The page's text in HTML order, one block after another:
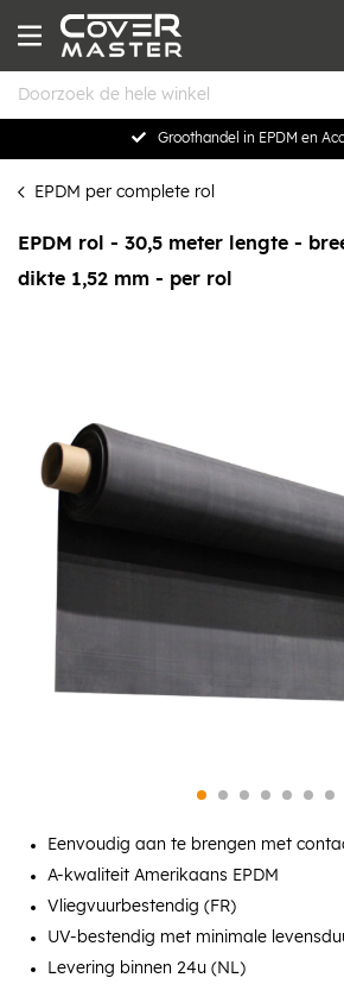
Groothandel in EPDM en
EPDM per complete rol
EPDM rol - 30,5 meter lengte -
dikte 1,52 mm - per rol
Eenvoudig aan te brengen met
A-kwaliteit Amerikaans EPDM
Vliegvuurbestendig (FR)
UV-bestendig met minimale
Levering binnen 24u (NL)